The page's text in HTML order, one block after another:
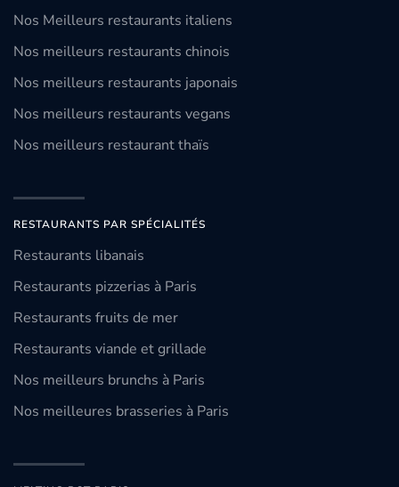
Nos Meilleurs restaurants italiens
Nos meilleurs restaurants chinois
Nos meilleurs restaurants japonais
Nos meilleurs restaurants vegans
Nos meilleurs restaurant thaïs
RESTAURANTS PAR SPÉCIALITÉS
Restaurants libanais
Restaurants pizzerias à Paris
Restaurants fruits de mer
Restaurants viande et grillade
Nos meilleurs brunchs à Paris
Nos meilleures brasseries à Paris